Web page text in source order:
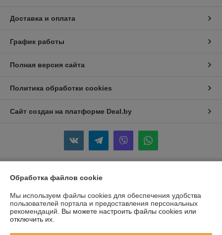
Доставка и оплата
График работы
Полная версия сайта
Политика обработки cookies
Сайт создан на платформе Deal.by
Информация для покупателя
Юридическое лицо:Частное Предприятие "ЖАКОМ"
220088 г. Минск, ул. Смоленская 10A, пом.2
Регистрационный номер ЕГР: 690755458
УНП: 690755458
Обработка файлов cookie
Мы используем файлы cookies для обеспечения удобства
пользователей портала и предоставления персональных
рекомендаций. Вы можете настроить файлы cookies или
отключить их.